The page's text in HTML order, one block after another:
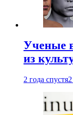
Ученые
из
2 года спустя